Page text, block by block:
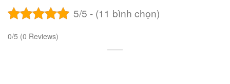
5/5 - (11 bình chọn)
0/5 (0 Reviews)